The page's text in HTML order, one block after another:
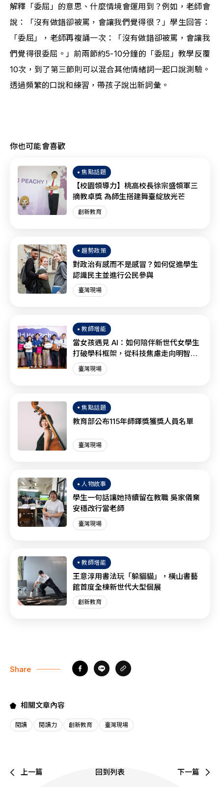
解釋「委屈」的意思、什麼情境會運用到？例如，老師會
說：「沒有做錯卻被罵，會讓我們覺得很？」學生回答：
「委屈」，老師再複誦一次：「沒有做錯卻被罵，會讓我
們覺得很委屈。」前兩節約5-10分鐘的「委屈」教學反覆
10次，到了第三節則可以混合其他情緒詞一起口說測驗。
透過頻繁的口說和練習，帶孩子說出新詞彙。
你也可能會喜歡
焦點話題
【校園領導力】桃高校長徐宗盛領軍三
摘教卓獎 為師生搭建舞臺綻放光芒
創新教育
趨勢政策
對政治有感而不是感冒？如何促進學生
認識民主並進行公民參與
臺灣現場
教師增能
當女孩遇見 AI：如何陪伴新世代女學生
打破學科框架，從科技焦慮走向明智協
作？
臺灣現場
焦點話題
教育部公布115年師鐸獎獲獎人員名單
臺灣現場
人物故事
學生一句話讓她持續留在教職 吳家儀棄
安穩改行當老師
臺灣現場
教師增能
王意淳用書法玩「躲貓貓」，橫山書藝
館首度全棟新世代大型個展
創新教育
Share
相關文章內容
閱讀 閱讀力 創新教育 臺灣現場
上一篇 回到列表 下一篇